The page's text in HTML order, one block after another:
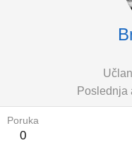
Poslednja
Poruka
0